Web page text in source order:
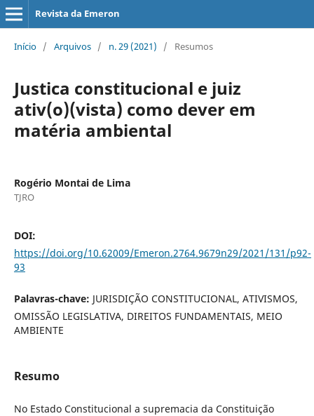
Revista da Emeron
Início / Arquivos / n. 29 (2021) / Resumos
Justica constitucional e juiz
ativ(o)(vista) como dever em
matéria ambiental
Rogério Montai de Lima
TJRO
DOI:
https://doi.org/10.62009/Emeron.2764.9679n29/2021/131/p92-
93
Palavras-chave: JURISDIÇÃO CONSTITUCIONAL, ATIVISMOS,
OMISSÃO LEGISLATIVA, DIREITOS FUNDAMENTAIS, MEIO
AMBIENTE
Resumo
No Estado Constitucional a supremacia da Constituição